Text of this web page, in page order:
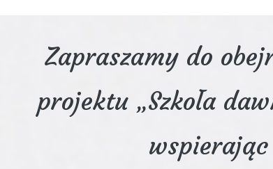
Zapraszamy do
projektu „Szkoła